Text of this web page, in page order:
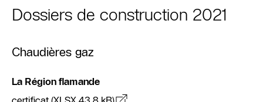
Dossiers de construction 2021
Chaudières gaz
La Région flamande